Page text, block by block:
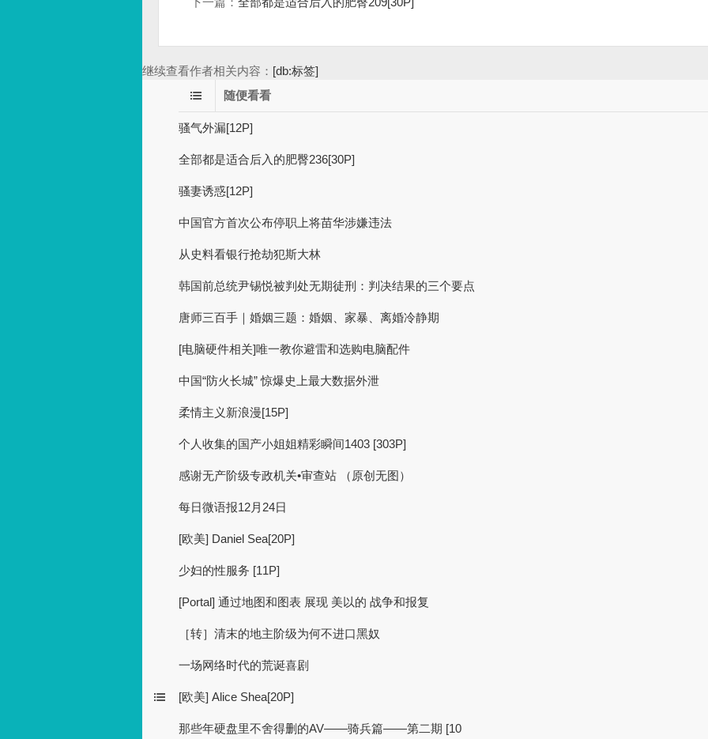
继续查看作者相关内容： [db:标签]
随便看看
骚气外漏[12P]
全部都是适合后入的肥臀236[30P]
骚妻诱惑[12P]
中国官方首次公布停职上将苗华涉嫌违法
从史料看银行抢劫犯斯大林
韩国前总统尹锡悦被判处无期徒刑：判决结果的三个要点
唐师三百手｜婚姻三题：婚姻、家暴、离婚冷静期
[电脑硬件相关]唯一教你避雷和选购电脑配件
中国“防火长城” 惊爆史上最大数据外泄
柔情主义新浪漫[15P]
个人收集的国产小姐姐精彩瞬间1403 [303P]
感谢无产阶级专政机关•审查站 （原创无图）
每日微语报12月24日
[欧美] Daniel Sea[20P]
少妇的性服务 [11P]
[Portal] 通过地图和图表 展现 美以的 战争和报复
［转］清末的地主阶级为何不进口黑奴
一场网络时代的荒诞喜剧
[欧美] Alice Shea[20P]
那些年硬盘里不舍得删的AV——骑兵篇——第二期 [10